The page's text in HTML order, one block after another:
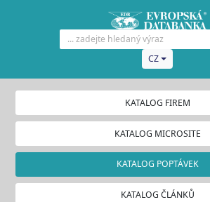
CZ
KATALOG FIREM
KATALOG MICROSITE
KATALOG POPTÁVEK
KATALOG ČLÁNKŮ